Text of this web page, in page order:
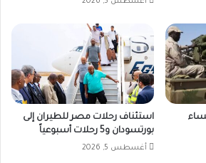
استئناف رحلات مصر للطيران إلى
بورتسودان و5 رحلات أسبوعياً
أغسطس 5, 2026